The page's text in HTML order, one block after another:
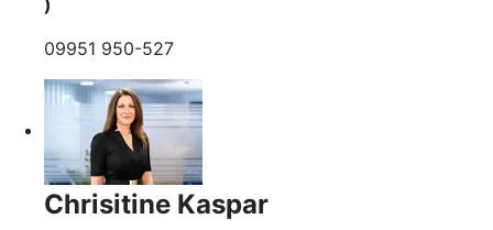
09951 950-527
Chrisitine Kaspar